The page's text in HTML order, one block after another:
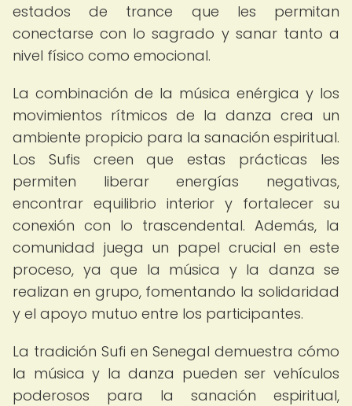
estados de trance que les permitan
conectarse con lo sagrado y sanar tanto a
nivel físico como emocional.
La combinación de la música enérgica y los
movimientos rítmicos de la danza crea un
ambiente propicio para la sanación espiritual.
Los Sufis creen que estas prácticas les
permiten liberar energías negativas,
encontrar equilibrio interior y fortalecer su
conexión con lo trascendental. Además, la
comunidad juega un papel crucial en este
proceso, ya que la música y la danza se
realizan en grupo, fomentando la solidaridad
y el apoyo mutuo entre los participantes.
La tradición Sufi en Senegal demuestra cómo
la música y la danza pueden ser vehículos
poderosos para la sanación espiritual,